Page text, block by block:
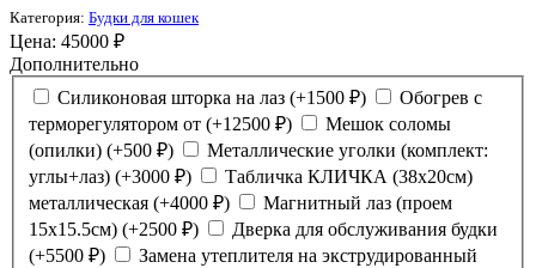
Категория: Будки для кошек
Цена: 45000 ₽
Дополнительно
Силиконовая шторка на лаз (+1500 ₽)
терморегулятором от (+12500 ₽)
(опилки) (+500 ₽)
углы+лаз) (+3000 ₽)
металлическая (+4000 ₽)
15х15.5см) (+2500 ₽)
Дверка для обслуживания будки
(+5500 ₽)